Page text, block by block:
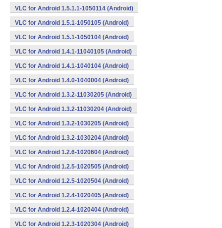
VLC for Android 1.5.1.1-1050114 (Android)
VLC for Android 1.5.1-1050105 (Android)
VLC for Android 1.5.1-1050104 (Android)
VLC for Android 1.4.1-11040105 (Android)
VLC for Android 1.4.1-1040104 (Android)
VLC for Android 1.4.0-1040004 (Android)
VLC for Android 1.3.2-11030205 (Android)
VLC for Android 1.3.2-11030204 (Android)
VLC for Android 1.3.2-1030205 (Android)
VLC for Android 1.3.2-1030204 (Android)
VLC for Android 1.2.6-1020604 (Android)
VLC for Android 1.2.5-1020505 (Android)
VLC for Android 1.2.5-1020504 (Android)
VLC for Android 1.2.4-1020405 (Android)
VLC for Android 1.2.4-1020404 (Android)
VLC for Android 1.2.3-1020304 (Android)